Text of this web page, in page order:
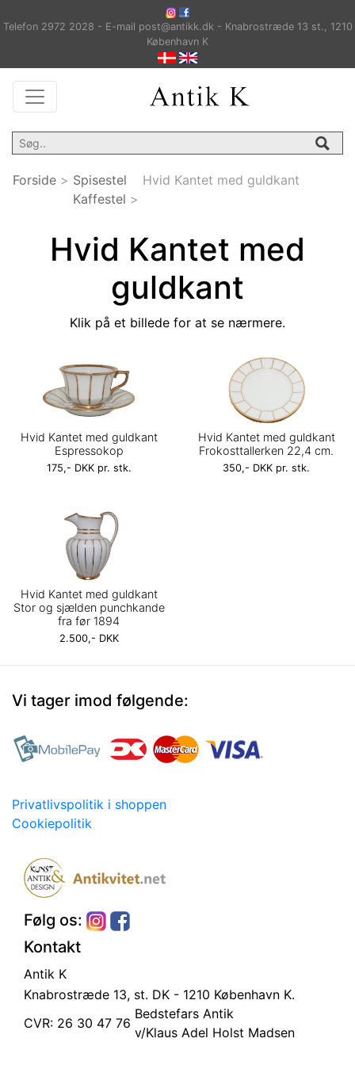
Telefon 2972 2028 - E-mail post@antikk.dk - Knabrostræde 13 st., 1210
København K
Forside > Spisestel
Kaffestel >
Hvid Kantet med guldkant
Hvid Kantet med
guldkant
Klik på et billede for at se nærmere.
Hvid Kantet med guldkant
Espressokop
175,- DKK pr. stk.
Hvid Kantet med guldkant
Frokosttallerken 22,4 cm.
350,- DKK pr. stk.
Hvid Kantet med guldkant
Stor og sjælden punchkande
fra før 1894
2.500,- DKK
Vi tager imod følgende:
Privatlivspolitik i shoppen
Cookiepolitik
Følg os:
Kontakt
Antik K
Knabrostræde 13, st. DK - 1210 København K.
CVR: 26 30 47 76
Bedstefars Antik
v/Klaus Adel Holst Madsen